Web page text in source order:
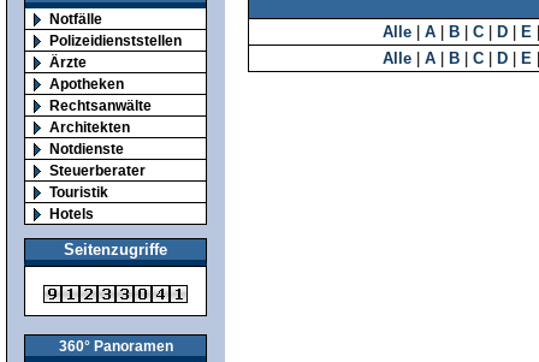
Notfälle
Polizeidienststellen
Ärzte
Apotheken
Rechtsanwälte
Architekten
Notdienste
Steuerberater
Touristik
Hotels
Seitenzugriffe
360° Panoramen
Alle A B C D E
Alle
A B C D E